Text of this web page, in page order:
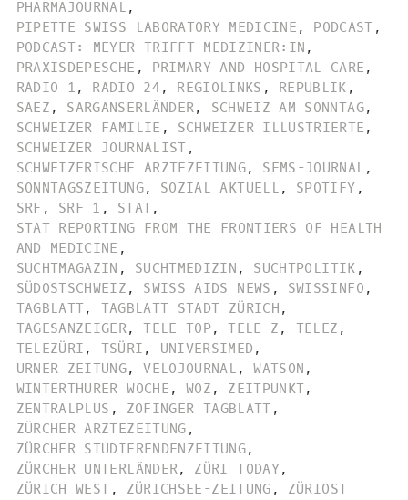
PHARMAJOURNAL ,
PIPETTE SWISS LABORATORY MEDICINE , PODCAST ,
PODCAST: MEYER TRIFFT MEDIZINER:IN ,
PRAXISDEPESCHE , PRIMARY AND HOSPITAL CARE ,
RADIO 1 , RADIO 24, REGIOLINKS , REPUBLIK ,
SAEZ , SARGANSERLÄNDER, SCHWEIZ AM SONNTAG,
SCHWEIZER FAMILIE , SCHWEIZER ILLUSTRIERTE ,
SCHWEIZER JOURNALIST ,
SCHWEIZERISCHE ÄRZTEZEITUNG, SEMS-JOURNAL ,
SONNTAGSZEITUNG, SOZIAL AKTUELL , SPOTIFY ,
SRF , SRF 1 , STAT,
STAT REPORTING FROM THE FRONTIERS OF HEALTH
AND MEDICINE ,
SUCHTMAGAZIN , SUCHTMEDIZIN , SUCHTPOLITIK ,
SÜDOSTSCHWEIZ , SWISS AIDS NEWS , SWISSINFO ,
TAGBLATT, TAGBLATT STADT ZÜRICH ,
TAGESANZEIGER, TELE TOP, TELE Z , TELEZ ,
TELEZÜRI , TSÜRI , UNIVERSIMED ,
URNER ZEITUNG, VELOJOURNAL , WATSON ,
WINTERTHURER WOCHE , WOZ , ZEITPUNKT,
ZENTRALPLUS , ZOFINGER TAGBLATT ,
ZÜRCHER ÄRZTEZEITUNG ,
ZÜRCHER STUDIERENDENZEITUNG,
ZÜRCHER UNTERLÄNDER, ZÜRI TODAY,
ZÜRICH WEST , ZÜRICHSEE-ZEITUNG , ZÜRIOST